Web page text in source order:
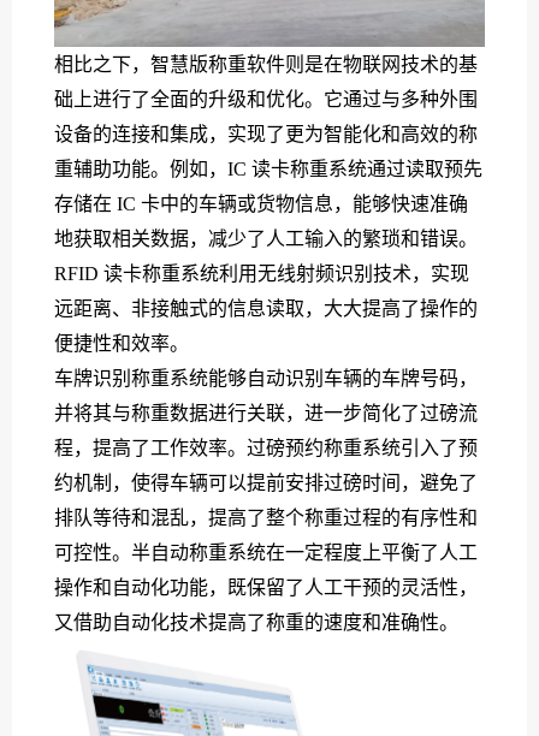
相比之下，智慧版称重软件则是在物联网技术的基
础上进行了全面的升级和优化。它通过与多种外围
设备的连接和集成，实现了更为智能化和高效的称
重辅助功能。例如，IC 读卡称重系统通过读取预先
存储在 IC 卡中的车辆或货物信息，能够快速准确
地获取相关数据，减少了人工输入的繁琐和错误。
RFID 读卡称重系统利用无线射频识别技术，实现
远距离、非接触式的信息读取，大大提高了操作的
便捷性和效率。
车牌识别称重系统能够自动识别车辆的车牌号码，
并将其与称重数据进行关联，进一步简化了过磅流
程，提高了工作效率。过磅预约称重系统引入了预
约机制，使得车辆可以提前安排过磅时间，避免了
排队等待和混乱，提高了整个称重过程的有序性和
可控性。半自动称重系统在一定程度上平衡了人工
操作和自动化功能，既保留了人工干预的灵活性，
又借助自动化技术提高了称重的速度和准确性。